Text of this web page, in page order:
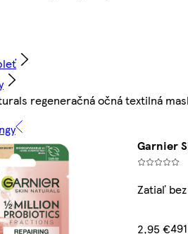
regeneračná očná textilná
Garnier
Zatiaľ
2,95 €